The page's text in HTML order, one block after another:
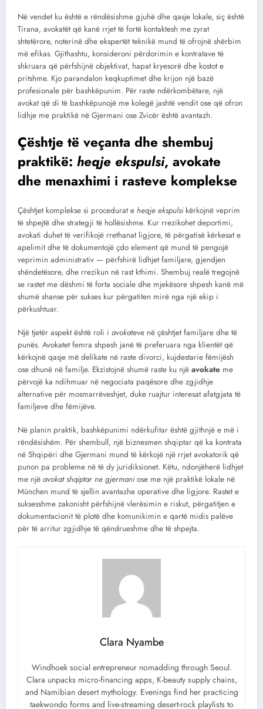
Në vendet ku është e rëndësishme gjuhë dhe qasje lokale, siç është
Tirana, avokatët që kanë rrjet të fortë kontaktesh me zyrat
shtetërore, noterinë dhe ekspertët teknikë mund të ofrojnë shërbim
më efikas. Gjithashtu, konsideroni përdorimin e kontratave të
shkruara që përfshijnë objektivat, hapat kryesorë dhe kostot e
pritshme. Kjo parandalon keqkuptimet dhe krijon një bazë
profesionale për bashkëpunim. Për raste ndërkombëtare, një
avokat që di të bashkëpunojë me kolegë jashtë vendit ose që ofron
lidhje me praktikë në Gjermani ose Zvicër është avantazh.
Çështje të veçanta dhe shembuj
praktikë: heqje ekspulsi, avokate
dhe menaxhimi i rasteve komplekse
Çështjet komplekse si procedurat e heqje ekspulsikërkojnë veprim
të shpejtë dhe strategji të hollësishme. Kur rrezikohet deportimi,
avokati duhet të verifikojë rrethanat ligjore, të përgatisë kërkesat e
apelimit dhe të dokumentojë çdo element që mund të pengojë
veprimin administrativ — përfshirë lidhjet familjare, gjendjen
shëndetësore, dhe rrezikun në rast kthimi. Shembuj realë tregojnë
se rastet me dëshmi të forta sociale dhe mjekësore shpesh kanë më
shumë shanse për sukses kur përgatiten mirë nga një ekip i
përkushtuar.
Një tjetër aspekt është roli i avokateve në çështjet familjare dhe të
punës. Avokatet femra shpesh janë të preferuara nga klientët që
kërkojnë qasje më delikate në raste divorci, kujdestarie fëmijësh
ose dhunë në familje. Ekzistojnë shumë raste ku një avokate me
përvojë ka ndihmuar në negociata paqësore dhe zgjidhje
alternative për mosmarrëveshjet, duke ruajtur interesat afatgjata të
familjeve dhe fëmijëve.
Në planin praktik, bashkëpunimi ndërkufitar është gjithnjë e më i
rëndësishëm. Për shembull, një biznesmen shqiptar që ka kontrata
në Shqipëri dhe Gjermani mund të kërkojë një rrjet avokatorik që
punon pa probleme në të dy juridiksionet. Këtu, ndonjëherë lidhjet
me një avokat shqiptar ne gjermaniose me një praktikë lokale në
München mund të sjellin avantazhe operative dhe ligjore. Rastet e
suksesshme zakonisht përfshijnë vlerësimin e riskut, përgatitjen e
dokumentacionit të plotë dhe komunikimin e qartë midis palëve
për të arritur zgjidhje të qëndrueshme dhe të shpejta.
Clara Nyambe
Windhoek social entrepreneur nomadding through Seoul.
Clara unpacks micro-financing apps, K-beauty supply chains,
and Namibian desert mythology. Evenings find her practicing
taekwondo forms and live-streaming desert-rock playlists to